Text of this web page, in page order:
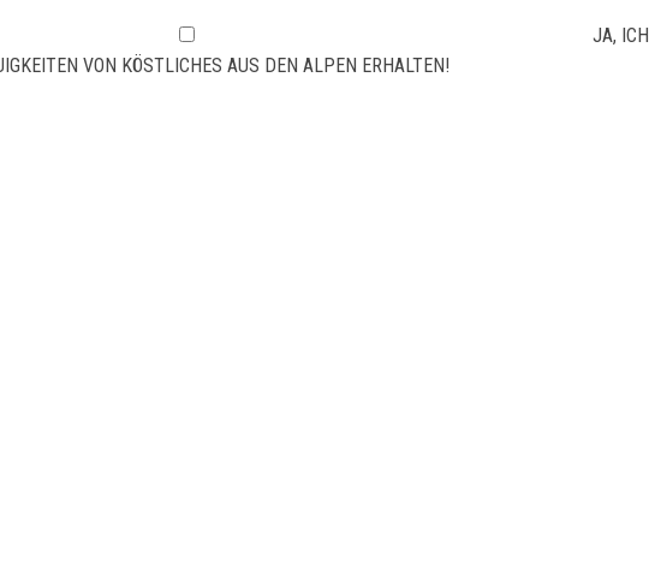
JA, ICH
VON KÖSTLICHES AUS DEN ALPEN ERHALTEN!